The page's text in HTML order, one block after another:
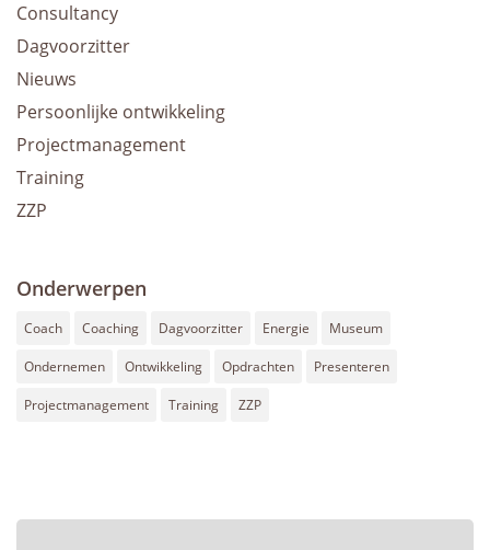
Consultancy
Dagvoorzitter
Nieuws
Persoonlijke ontwikkeling
Projectmanagement
Training
ZZP
Onderwerpen
Coach Coaching Dagvoorzitter Energie Museum
Ondernemen Ontwikkeling Opdrachten Presenteren
Projectmanagement Training ZZP